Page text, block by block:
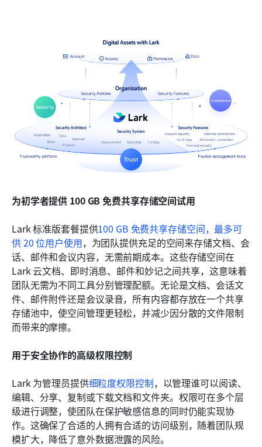
为初学者提供 100 GB 免费共享存储空间试用
Lark 标准版套餐提供100 GB 免费共享存储空间，最多可
供 20 位用户使用，为团队提供充足的空间来存储文档、会
话、邮件和会议内容，无需前期成本。这些存储空间在
Lark 云文档、即时消息、邮件和妙记之间共享，这意味着
团队无需为不同工具分别管理配额。无论是文档、会话文
件、邮件附件还是会议录音，所有内容都存放在一个共享
存储池中，使空间管理更轻松，并减少因分散的文件限制
而带来的摩擦。
用于安全协作的高级权限控制
Lark 为管理员提供细粒度权限控制，以管理谁可以阅读、
编辑、分享、复制或下载文档和文件夹。权限可在多个层
级进行调整，使团队在保护敏感信息的同时仍能实现协
作。这确保了合适的人拥有合适的访问级别，随着团队规
模扩大，降低了意外数据泄露的风险。